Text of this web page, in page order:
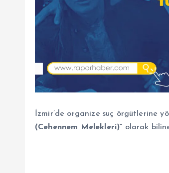
İzmir’de organize suç örgütlerine
(Cehennem Melekleri)” olarak